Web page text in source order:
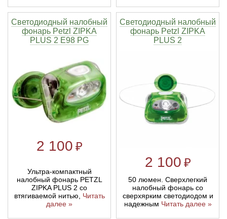
Светодиодный налобный
фонарь Petzl ZIPKA
PLUS 2 E98 PG
2 100 ₽
Ультра-компактный
налобный фонарь PETZL
ZIPKA PLUS 2 со
втягиваемой нитью, Читать
далее »
Светодиодный налобный
фонарь Petzl ZIPKA
PLUS 2
2 100 ₽
50 люмен. Сверхлегкий
налобный фонарь со
сверхярким светодиодом и
надежным Читать далее »